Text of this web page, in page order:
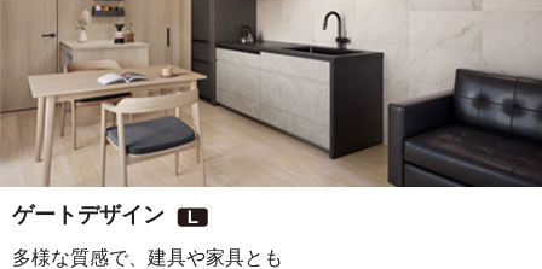
ゲートデザイン
多様な質感で、建具や家具とも